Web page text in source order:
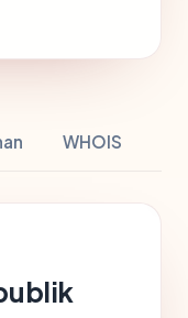
WHOIS